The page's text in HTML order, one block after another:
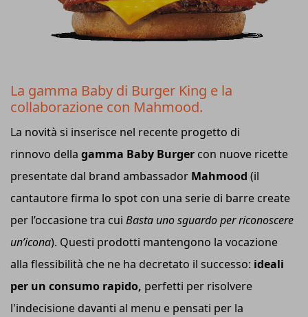
La gamma Baby di Burger King e la
collaborazione con Mahmood.
La novità si inserisce nel recente progetto di
rinnovo della gamma Baby Burger con nuove ricette
presentate dal brand ambassador Mahmood (il
cantautore firma lo spot con una serie di barre create
per l’occasione tra cui Basta uno sguardo per riconoscere
un’icona). Questi prodotti mantengono la vocazione
alla flessibilità che ne ha decretato il successo: ideali
per un consumo rapido, perfetti per risolvere
l'indecisione davanti al menu e pensati per la